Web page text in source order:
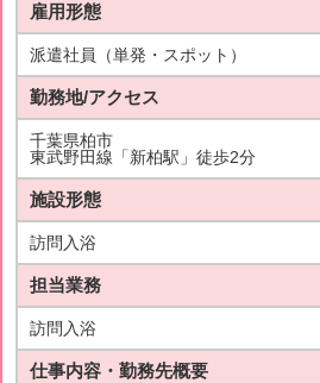
雇用形態
派遣社員（単発・スポット）
勤務地/アクセス
千葉県柏市
東武野田線「新柏駅」徒歩2分
施設形態
訪問入浴
担当業務
訪問入浴
仕事内容・勤務先概要